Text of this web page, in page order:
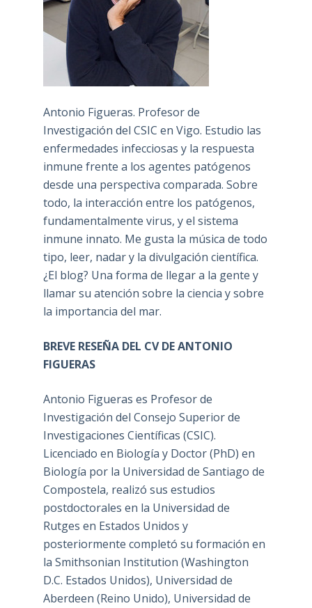
Antonio Figueras. Profesor de
Investigación del CSIC en Vigo. Estudio las
enfermedades infecciosas y la respuesta
inmune frente a los agentes patógenos
desde una perspectiva comparada. Sobre
todo, la interacción entre los patógenos,
fundamentalmente virus, y el sistema
inmune innato. Me gusta la música de todo
tipo, leer, nadar y la divulgación científica.
¿El blog? Una forma de llegar a la gente y
llamar su atención sobre la ciencia y sobre
la importancia del mar.
BREVE RESEÑA DEL CV DE ANTONIO
FIGUERAS
Antonio Figueras es Profesor de
Investigación del Consejo Superior de
Investigaciones Científicas (CSIC).
Licenciado en Biología y Doctor (PhD) en
Biología por la Universidad de Santiago de
Compostela, realizó sus estudios
postdoctorales en la Universidad de
Rutges en Estados Unidos y
posteriormente completó su formación en
la Smithsonian Institution (Washington
D.C. Estados Unidos), Universidad de
Aberdeen (Reino Unido), Universidad de